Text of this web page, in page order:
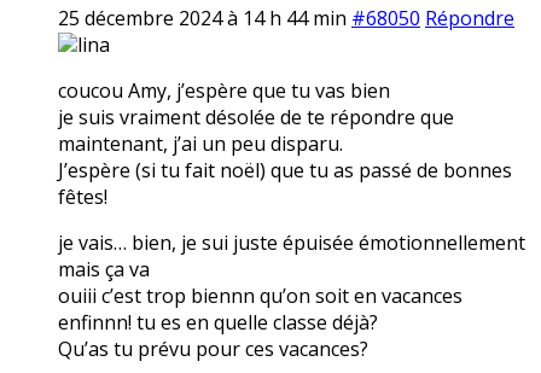
25 décembre 2024 à 14 h 44 min #68050 Répondre
lina
coucou Amy, j’espère que tu vas bien
je suis vraiment désolée de te répondre que
maintenant, j’ai un peu disparu.
J’espère (si tu fait noël) que tu as passé de bonnes
fêtes!
je vais… bien, je sui juste épuisée émotionnellement
mais ça va
ouiii c’est trop biennn qu’on soit en vacances
enfinnn! tu es en quelle classe déjà?
Qu’as tu prévu pour ces vacances?